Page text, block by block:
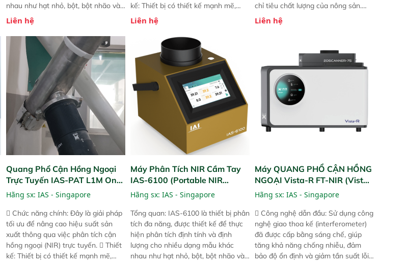
nhau như hạt nhỏ, bột, bột nhão và
chất lỏng. Thiết bị này cho phép bất
kỳ ai cũng có thể thực hiện phân tích
đa thành phần chỉ với một nút bấm
đơn giản, mọi lúc, mọi nơi. Chuyên
dùng : phân tích mẫu nguyên liệu
thức ăn chăn nuôi, nguyên liệu thực
phẩm, nông sản,..
Liên hệ
kế: Thiết bị có thiết kế mạnh mẽ,
mô-đun hóa, hỗ trợ tản nhiệt tăng
cường và đã qua kiểm tra áp suất
nghiêm ngặt.  Cam kết: Mang lại
khả năng theo dõi thông số theo
thời gian thực và trực quan hóa dữ
liệu để tăng chỉ số ROI cho doanh
nghiệp.
Liên hệ
chỉ tiêu chất lượng của nông sản.
Phạm vi sử dụng: Thiết bị linh hoạt
cho nhiều kịch bản khác nhau như
xuất hoặc trực tiếp ngoài đồng
Liên hệ
Quang Phổ Cận Hồng Ngoại
Trực Tuyến IAS-PAT L1M On-
Line NIR
Hãng sx: IAS - Singapore
 Chức năng chính: Đây là giải pháp
tối ưu để nâng cao hiệu suất sản
xuất thông qua việc phân tích cận
hồng ngoại (NIR) trực tuyến.  Thiết
kế: Thiết bị có thiết kế mạnh mẽ,
Máy Phân Tích NIR Cầm Tay
IAS-6100 (Portable NIR
Analyzer)
Hãng sx: IAS - Singapore
Tổng quan: IAS-6100 là thiết bị phân
tích đa năng, được thiết kế để thực
hiện phân tích định tính và định
lượng cho nhiều dạng mẫu khác
nhau như hạt nhỏ, bột, bột nhão và
Máy QUANG PHỔ CẬN HỒNG
NGOẠI Vista-R FT-NIR (Vista-
R FT-NIR Analyzer)
Hãng sx: IAS - Singapore
 Công nghệ dẫn đầu: Sử dụng công
nghệ giao thoa kế (interferometer)
đã được cấp bằng sáng chế, giúp
tăng khả năng chống nhiễu, đảm
bảo độ ổn định và giảm tần suất lỗi.